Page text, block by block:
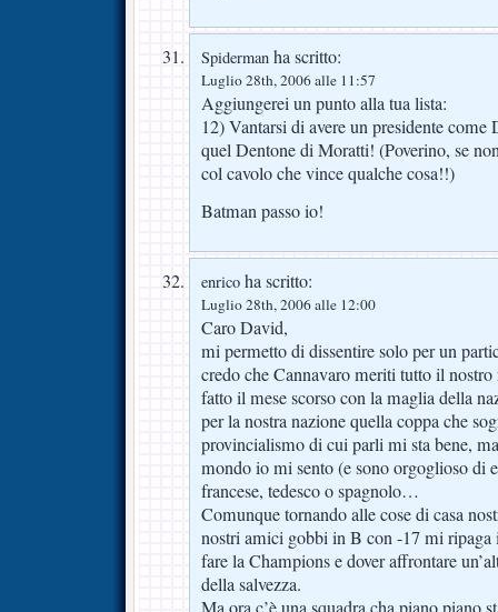
Spiderman ha scritto:
Luglio 28th, 2006 alle 11:57
Aggiungerei un punto alla tua lista:
12) Vantarsi di avere un presidente
quel Dentone di Moratti! (Poverino, se
col cavolo che vince qualche cosa!!)
Batman passo io!
enrico ha scritto:
Luglio 28th, 2006 alle 12:00
Caro David,
mi permetto di dissentire solo per un
credo che Cannavaro meriti tutto il
fatto il mese scorso con la maglia della
per la nostra nazione quella coppa che
provincialismo di cui parli mi sta bene,
mondo io mi sento (e sono orgoglioso di
francese, tedesco o spagnolo…
Comunque tornando alle cose di casa
nostri amici gobbi in B con -17 mi ripaga
fare la Champions e dover affrontare
della salvezza.